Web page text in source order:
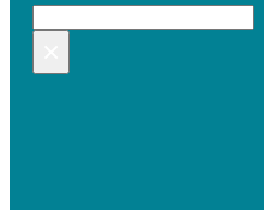
Pesquisar